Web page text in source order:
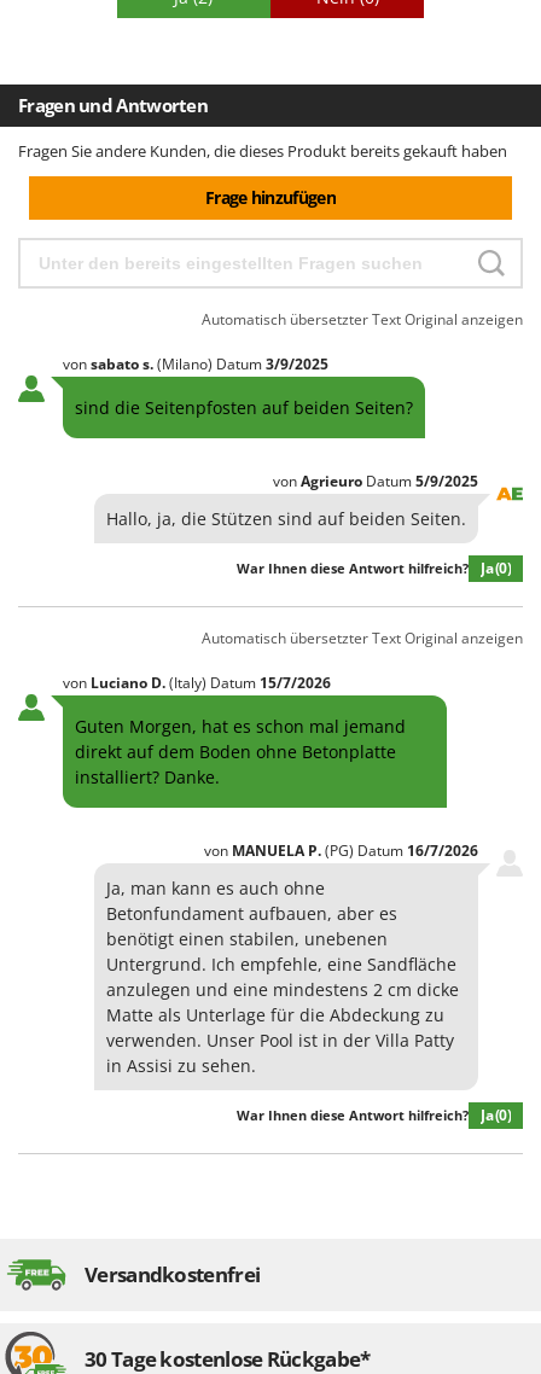
Fragen und Antworten
Fragen Sie andere Kunden, die dieses Produkt bereits gekauft haben
Frage hinzufügen
Automatisch übersetzter TextOriginal anzeigen
vonsabatos.(Milano) Datum3/9/2025
sind die Seitenpfosten auf beiden Seiten?
vonAgrieuro Datum5/9/2025
Hallo, ja, die Stützen sind auf beiden Seiten.
War Ihnen diese Antwort hilfreich? Ja(0)
Automatisch übersetzter TextOriginal anzeigen
von Luciano D.(Italy) Datum 15/7/2026
Guten Morgen, hat es schon mal jemand
direkt auf dem Boden ohne Betonplatte
installiert? Danke.
von MANUELAP.(PG) Datum 16/7/2026
Ja, man kann es auch ohne
Betonfundament aufbauen, aber es
benötigt einen stabilen, unebenen
Untergrund. Ich empfehle, eine Sandfläche
anzulegen und eine mindestens 2 cm dicke
Matte als Unterlage für die Abdeckung zu
verwenden. Unser Pool ist in der Villa Patty
in Assisi zu sehen.
War Ihnen diese Antwort hilfreich? Ja(0)
Versandkostenfrei
30 Tage kostenlose Rückgabe*